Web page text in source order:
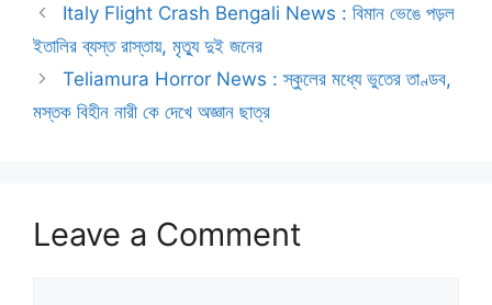
Italy Flight Crash Bengali News : বিমান ভেঙে পড়ল
ইতালির ব্যস্ত রাস্তায়, মৃত্যু দুই জনের
Teliamura Horror News : স্কুলের মধ্যে ভুতের তাণ্ডব,
মস্তক বিহীন নারী কে দেখে অজ্ঞান ছাত্র
Leave a Comment